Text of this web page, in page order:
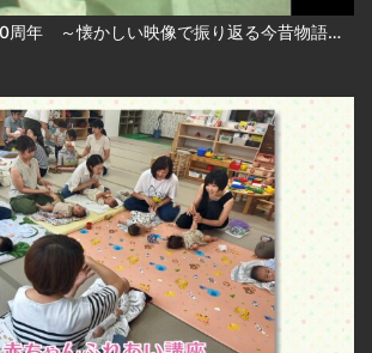
『さっぽろ地下街50周年 ～懐かしい映像で振り返る今昔物語～』